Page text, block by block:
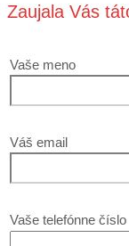
Zaujala Vás
Vaše meno
Váš email
Vaše telefónne číslo